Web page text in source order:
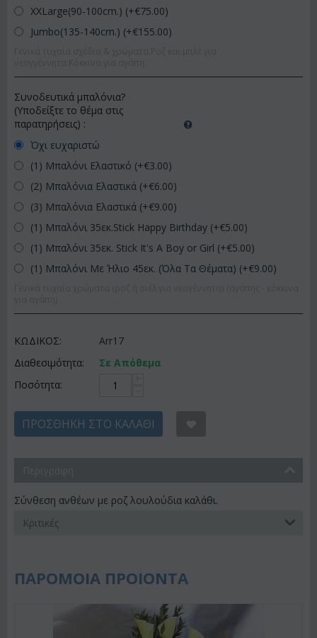
XXLarge(90-100cm.) (+€75.00)
Jumbo(135-140cm.) (+€155.00)
Συνοδευτικά μπαλόνια?
(Υποδείξτε το θέμα στις
παρατηρήσεις) :
Όχι ευχαριστώ
(1) Μπαλόνι Ελαστικό (+€3.00)
(2) Μπαλόνια Ελαστικά (+€6.00)
(3) Μπαλόνια Ελαστικά (+€9.00)
(1) Μπαλόνι 35εκ.Stick Happy Birthday (+€5.00)
(1) Μπαλόνι 35εκ. Stick It's A Boy or Girl (+€5.00)
(1) Μπαλόνι Με Ήλιο 45εκ. (Όλα Τα Θέματα) (+€9.00)
ΚΩΔΙΚΟΣ:
Arr17
Διαθεσιμότητα:
Σε Απόθεμα
Ποσότητα:
ΠΡΟΣΘΉΚΗ ΣΤΟ ΚΑΛΆΘΙ
Σύνθεση ανθέων με ροζ λουλούδια καλάθι.
Κριτικές
ΠΑΡΟΜΟΙΑ ΠΡΟΙΟΝΤΑ